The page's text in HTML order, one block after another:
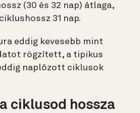
(30 és 32 nap) átlaga,
31 nap.
eddig kevesebb mint
rögzített, a tipikus
naplózott ciklusok
ciklusod hossza